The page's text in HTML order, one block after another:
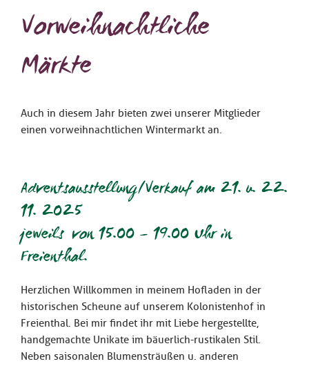
Vorweihnachtliche
Märkte
Auch in diesem Jahr bieten zwei unserer Mitglieder
einen vorweihnachtlichen Wintermarkt an.
Adventsausstellung/Verkauf am 21. u. 22.
11. 2025
jeweils von 15.00 – 19.00 Uhr in
Freienthal.
Herzlichen Willkommen in meinem Hofladen in der
historischen Scheune auf unserem Kolonistenhof in
Freienthal. Bei mir findet ihr mit Liebe hergestellte,
handgemachte Unikate im bäuerlich-rustikalen Stil.
Neben saisonalen Blumensträußen u. anderen